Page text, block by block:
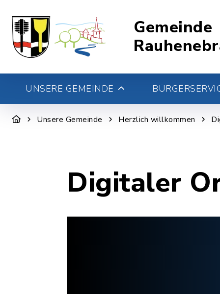
Gemeinde
UNSERE GEMEINDE
Unsere Gemeinde Herzlich willkommen
Digitaler